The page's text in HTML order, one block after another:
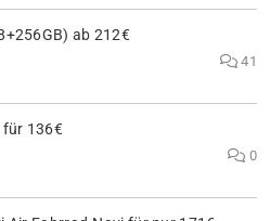
ab 212€
41
für 136€
0